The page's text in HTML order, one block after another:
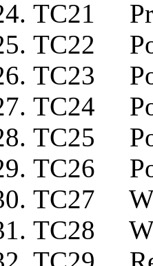
TC21
TC22
TC23
TC24
TC25
TC26
TC27
TC28